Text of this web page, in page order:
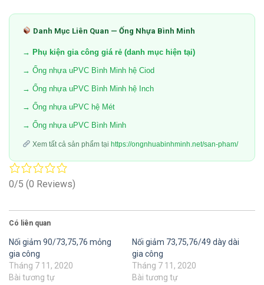
Danh Mục Liên Quan — Ống Nhựa Bình Minh
→ Phụ kiện gia công giá rẻ (danh mục hiện tại)
→ Ống nhựa uPVC Bình Minh hệ Ciod
→ Ống nhựa uPVC Bình Minh hệ Inch
→ Ống nhựa uPVC hệ Mét
→ Ống nhựa uPVC Bình Minh
Xem tất cả sản phẩm tại https://ongnhuabinhminh.net/san-pham/
0/5 (0 Reviews)
Có liên quan
Nối giảm 90/73,75,76 mỏng
gia công
Tháng 7 11, 2020
Bài tương tự
Nối giảm 73,75,76/49 dày dài
gia công
Tháng 7 11, 2020
Bài tương tự